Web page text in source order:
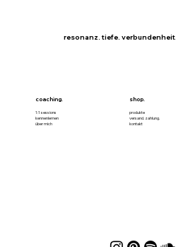
resonanz. tiefe. verbundenheit.
coaching.
1:1 sessions
kennenlernen
über mich
shop.
produkte
versand. zahlung.
kontakt